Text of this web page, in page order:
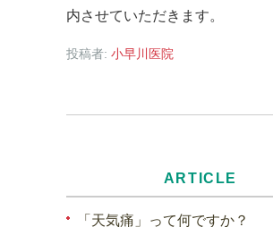
内させていただきます。
投稿者: 小早川医院
ARTICLE
「天気痛」って何ですか？